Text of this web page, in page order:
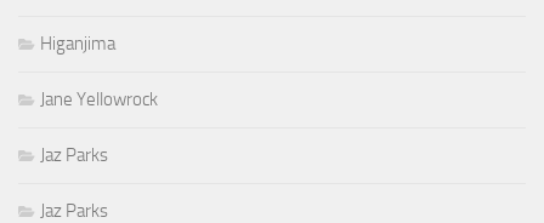
Higanjima
Jane Yellowrock
Jaz Parks
Jaz Parks